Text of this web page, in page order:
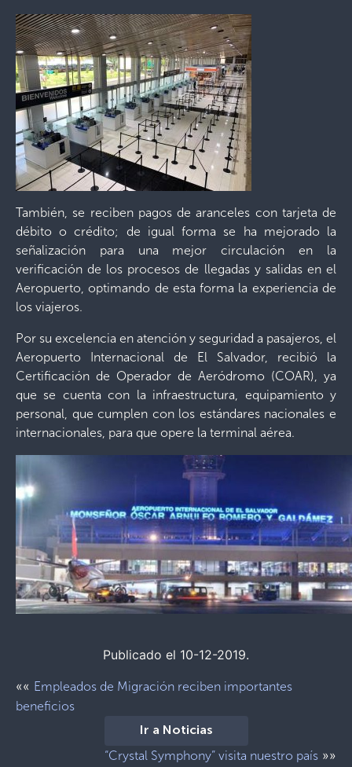
También, se reciben pagos de aranceles con tarjeta de
débito o crédito; de igual forma se ha mejorado la
señalización para una mejor circulación en la
verificación de los procesos de llegadas y salidas en el
Aeropuerto, optimando de esta forma la experiencia de
los viajeros.
Por su excelencia en atención y seguridad a pasajeros, el
Aeropuerto Internacional de El Salvador, recibió la
Certificación de Operador de Aeródromo (COAR), ya
que se cuenta con la infraestructura, equipamiento y
personal, que cumplen con los estándares nacionales e
internacionales, para que opere la terminal aérea.
Publicado el 10-12-2019.
«« Empleados de Migración reciben importantes
beneficios
Ir a Noticias
“Crystal Symphony” visita nuestro país »»